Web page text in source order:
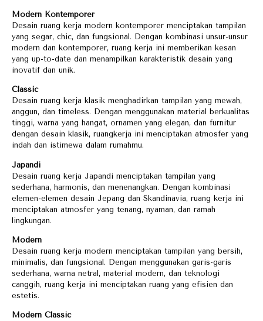
Modern Kontemporer
Desain ruang kerja modern kontemporer menciptakan tampilan
yang segar, chic, dan fungsional. Dengan kombinasi unsur-unsur
modern dan kontemporer, ruang kerja ini memberikan kesan
yang up-to-date dan menampilkan karakteristik desain yang
inovatif dan unik.
Classic
Desain ruang kerja klasik menghadirkan tampilan yang mewah,
anggun, dan timeless. Dengan menggunakan material berkualitas
tinggi, warna yang hangat, ornamen yang elegan, dan furnitur
dengan desain klasik, ruangkerja ini menciptakan atmosfer yang
indah dan istimewa dalam rumahmu.
Japandi
Desain ruang kerja Japandi menciptakan tampilan yang
sederhana, harmonis, dan menenangkan. Dengan kombinasi
elemen-elemen desain Jepang dan Skandinavia, ruang kerja ini
menciptakan atmosfer yang tenang, nyaman, dan ramah
lingkungan.
Modern
Desain ruang kerja modern menciptakan tampilan yang bersih,
minimalis, dan fungsional. Dengan menggunakan garis-garis
sederhana, warna netral, material modern, dan teknologi
canggih, ruang kerja ini menciptakan ruang yang efisien dan
estetis.
Modern Classic